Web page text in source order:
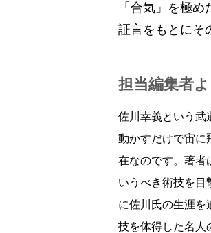
「合気」を極
証言をもとにそ
担当編集者よ
佐川幸義という
動かすだけで宙に
在なのです。著者
いうべき術技を目
に佐川氏の生涯を
技を体得した名人